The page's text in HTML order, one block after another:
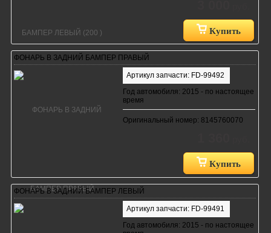
Купить
ФОНАРЬ В ЗАДНИЙ БАМПЕР ПРАВЫЙ
Артикул запчасти: FD-99492
Год автомобиля: 2015 - по настоящее
время
Оригинальный номер: 8145760070
Купить
ФОНАРЬ В ЗАДНИЙ БАМПЕР ЛЕВЫЙ
Артикул запчасти: FD-99491
Год автомобиля: 2015 - по настоящее